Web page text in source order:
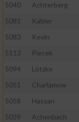
5040
Achterberg
5081
Käbler
5083
Kevin
5113
Piecek
5094
Lötzke
5051
Charlamow
5058
Hassan
5039
Achenbach